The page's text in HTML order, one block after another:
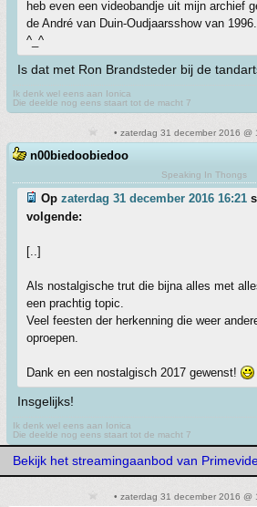
heb even een videobandje uit mijn archief
de André van Duin-Oudjaarsshow van
^_^
Is dat met Ron Brandsteder bij de
Ik denk wel eens aan Ionica
Die deelde nog eens staart tot de macht 7
• zaterdag 31 december 2016 @
n00biedoobiedoo
Speaking In Thongs
Op zaterdag 31 december 2016 16:21
volgende:
[..]
Als nostalgische trut die bijna alles met
een prachtig topic.
Veel feesten der herkenning die weer
oproepen.
Dank en een nostalgisch 2017 gewenst!
Insgelijks!
Ik denk wel eens aan Ionica
Die deelde nog eens staart tot de macht 7
Bekijk het streamingaanbod van
• zaterdag 31 december 2016 @